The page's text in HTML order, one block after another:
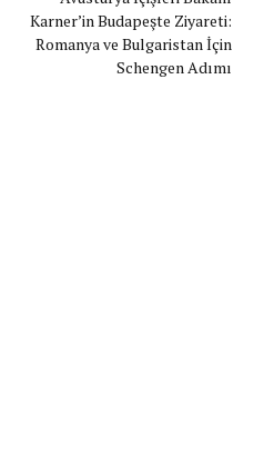
Karner’in Budapeşte Ziyareti:
Romanya ve Bulgaristan İçin
Schengen Adımı